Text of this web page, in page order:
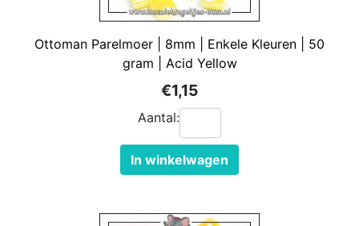
Ottoman Parelmoer | 8mm | Enkele Kleuren | 50
gram | Acid Yellow
€1,15
Aantal:
In winkelwagen